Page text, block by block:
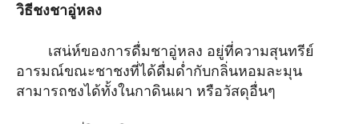
วิธีชงชาอู่หลง
เสน่ห์ของการดื่มชาอู่หลง อยู่ที่ความสุนทรีย์
อารมณ์ขณะชาชงที่ได้ดื่มด่ำกับกลิ่นหอมละมุน
สามารถชงได้ทั้งในกาดินเผา หรือวัสดุอื่นๆ